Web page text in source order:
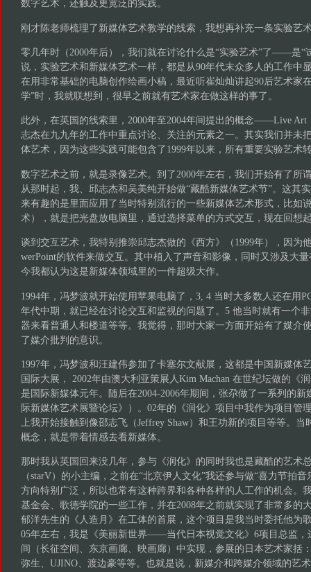
数字艺术，还触及更宽泛的实践。
刚才陈老师梳理了新媒体艺术教学的线索，我想再补充一条实验艺
零几年时（2000年后），我们就在讨论什么是“实验艺术”了——是“
说，实验艺术和新媒体艺术一样，都是从90年代末众多人的工作中
在用非常基础的电脑创作绘画小稿，最近听崔灿灿讲起90后艺术家
学”时，我就联想到，很早之前就有艺术家在做这样的事了。
此外，在英国的线索里，2000年至2004年间提出的概念——Live Art
志杰在九九年的工作中重点讨论、关注的元素之一。其实我们并未
体艺术，因为这些实践可能包含了1999年以来，所有重要实验艺术
数字艺术之前，就是录像艺术。到了2000年左右，我们开始有了所
从那时起，我、邱志杰和吴美纯开始做“藏酷新媒体艺术节”。这其
来有趣的是里面应用了当时特别流行的一些新媒体艺术形式，比如
术），就是把光盘放电脑里，通过选择菜单的方式交互，现在回想
谈到交互艺术，我特别推崇邱志杰做的《西方》（1999年），因为
werPoint的软件来做交互。其中植入了声音和影像，同时又涉及大
今我都认为这是新媒体领域里的一件超级大作。
1994年，冯梦波就开始使用苹果电脑了，3, 4 当时大多数人还在用
年代中期，就已经在讨论交互和监视的问题了。5 他当时就有一个
器来看普通人和楼道等等。我觉得，那时大家一方面开始有了媒介
了媒介批判的意识。
1997年，冯梦波和汪建伟参加了卡塞尔文献展，这都是中国新媒体
国际大展， 2002年由澳大利亚策展人Kim Machan 在世纪坛做的《
是国际新媒体元年。随后在2004-2006年期间，张尕做了一系列的
际新媒体艺术展暨论坛》）。02年的《润化》项目中我作为项目管
上我开始接触到像邵志飞（Jeffrey Shaw）和王功新的项目等等。当
概念，就是带着情感去看新媒体。
那时我从英国回来没几年，参与《润化》的同时我也是藏酷的艺术
（starV）的小主编，之前在“北京伊人文化”我还参与做“喜力节拍
方向特别广泛，所以也常有这种跨界和各种各样的人工作的机会。
基金会、歌德学院的一些工作，并在2008年之前就实现了非常多的
郁洋先生的《人造月》在工体的首展，这个项目是我当时委托他为
05年左右，我是《美丽新世界——当代日本视觉文化》6项目总监，
间（长征空间、东京画廊、映画廊）中实现，参展的日本艺术家括
弥生、UJINO、渡边豪等等。也就是说，新媒介和跨媒介领域的艺